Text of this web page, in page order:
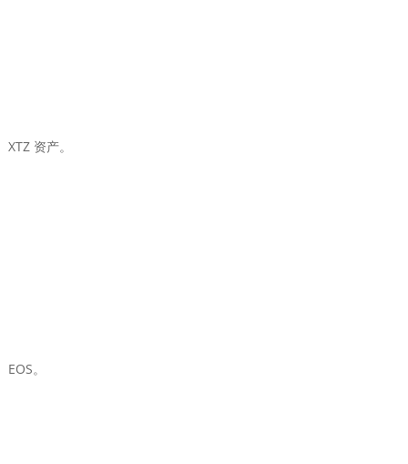
XTZ 资产。
EOS。